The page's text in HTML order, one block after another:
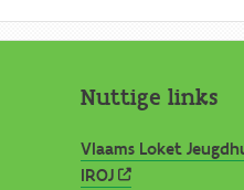
Nuttige links
Vlaams Loket
IROJ